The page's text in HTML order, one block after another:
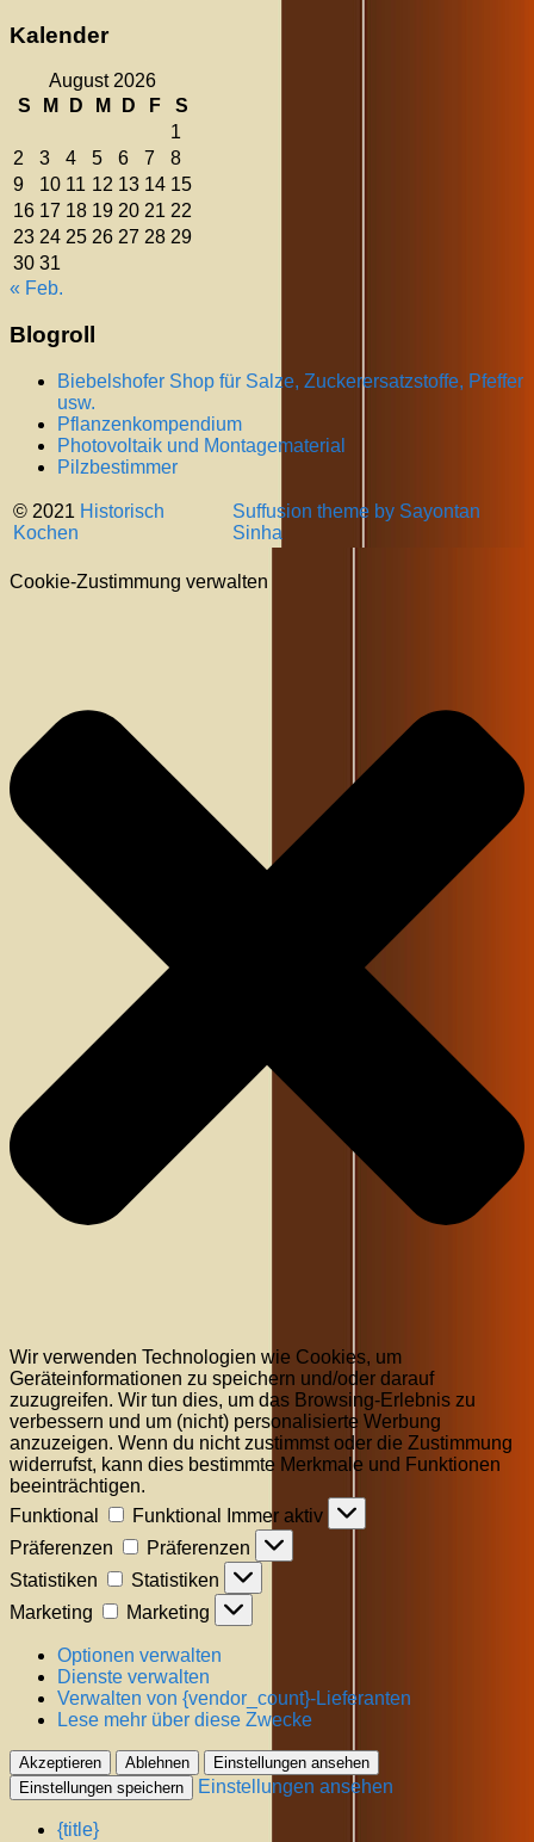
Kalender
August 2026
S
M D M D F
S
1
2
3 4 5 6 7
8
9
10 11 12 13 14 15
16 17 18 19 20 21 22
23 24 25 26 27 28 29
30 31
« Feb.
Blogroll
Biebelshofer Shop für Salze, Zuckerersatzstoffe, Pfeffer
usw.
Pflanzenkompendium
Photovoltaik und Montagematerial
Pilzbestimmer
© 2021 Historisch
Kochen
Suffusion theme by Sayontan
Sinha
Cookie-Zustimmung verwalten
Wir verwenden Technologien wie Cookies, um
Geräteinformationen zu speichern und/oder darauf
zuzugreifen. Wir tun dies, um das Browsing-Erlebnis zu
verbessern und um (nicht) personalisierte Werbung
anzuzeigen. Wenn du nicht zustimmst oder die Zustimmung
widerrufst, kann dies bestimmte Merkmale und Funktionen
beeinträchtigen.
Funktional
Funktional
Immer aktiv
Präferenzen
Präferenzen
Statistiken
Statistiken
Marketing
Marketing
Optionen verwalten
Dienste verwalten
Verwalten von {vendor_count}-Lieferanten
Lese mehr über diese Zwecke
Akzeptieren Ablehnen
Einstellungen ansehen
Einstellungen speichern
Einstellungen ansehen
{title}